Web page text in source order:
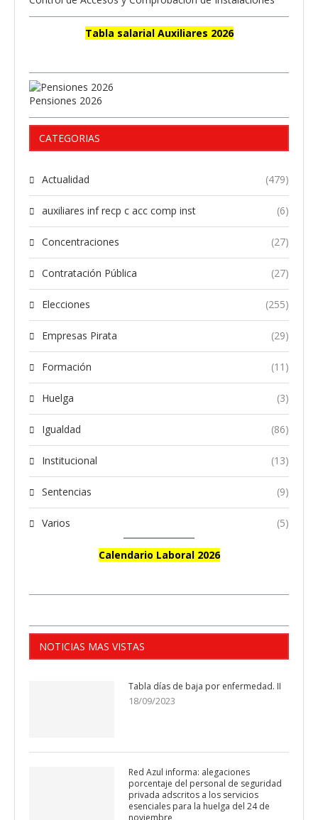
Tabla salarial Auxiliares 2026
Pensiones 2026
CATEGORIAS
Actualidad (479)
auxiliares inf recp c acc comp inst (6)
Concentraciones (27)
Contratación Pública (27)
Elecciones (255)
Empresas Pirata (29)
Formación (11)
Huelga (3)
Igualdad (86)
Institucional (13)
Sentencias (9)
Varios (5)
Calendario Laboral 2026
NOTICIAS MAS VISTAS
Tabla días de baja por enfermedad. II
18/09/2023
Red Azul informa: alegaciones
porcentaje del personal de seguridad
privada adscritos a los servicios
esenciales para la huelga del 24 de
noviembre